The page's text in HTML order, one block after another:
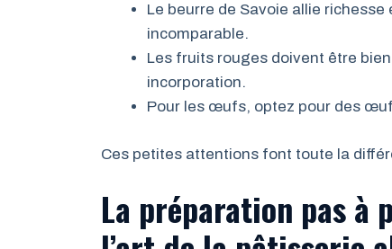
Le beurre de Savoie allie
incomparable.
Les fruits rouges doivent être
incorporation.
Pour les œufs, optez pour des
Ces petites attentions font toute la
La préparation pas à